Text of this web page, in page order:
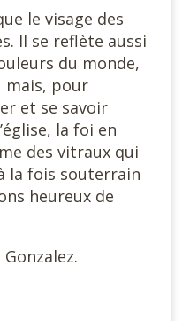
le visage des
Il se reflète aussi
du monde,
mais, pour
et se savoir
la foi en
des vitraux qui
la fois souterrain
heureux de